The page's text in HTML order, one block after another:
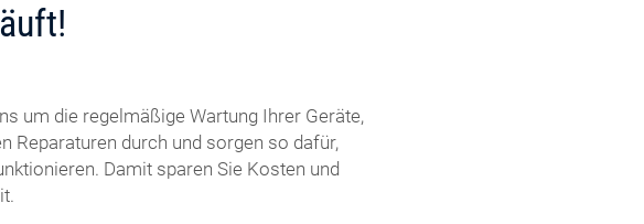
um die regelmäßige Wartung Ihrer Geräte,
Reparaturen durch und sorgen so dafür,
Damit sparen Sie Kosten und